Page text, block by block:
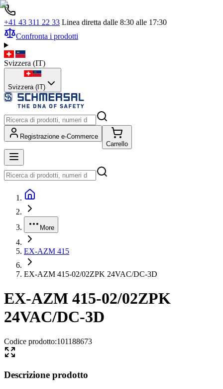
+41 43 311 22 33 Linea diretta dalle 8:30 alle 17:30
Confronta i prodotti
Svizzera (IT)
Svizzera (IT)
Registrazione e-Commerce
Carrello
More
EX-AZM 415
EX-AZM 415-02/02ZPK 24VAC/DC-3D
EX-AZM 415-02/02ZPK
24VAC/DC-3D
Codice prodotto:101188673
Descrizione prodotto